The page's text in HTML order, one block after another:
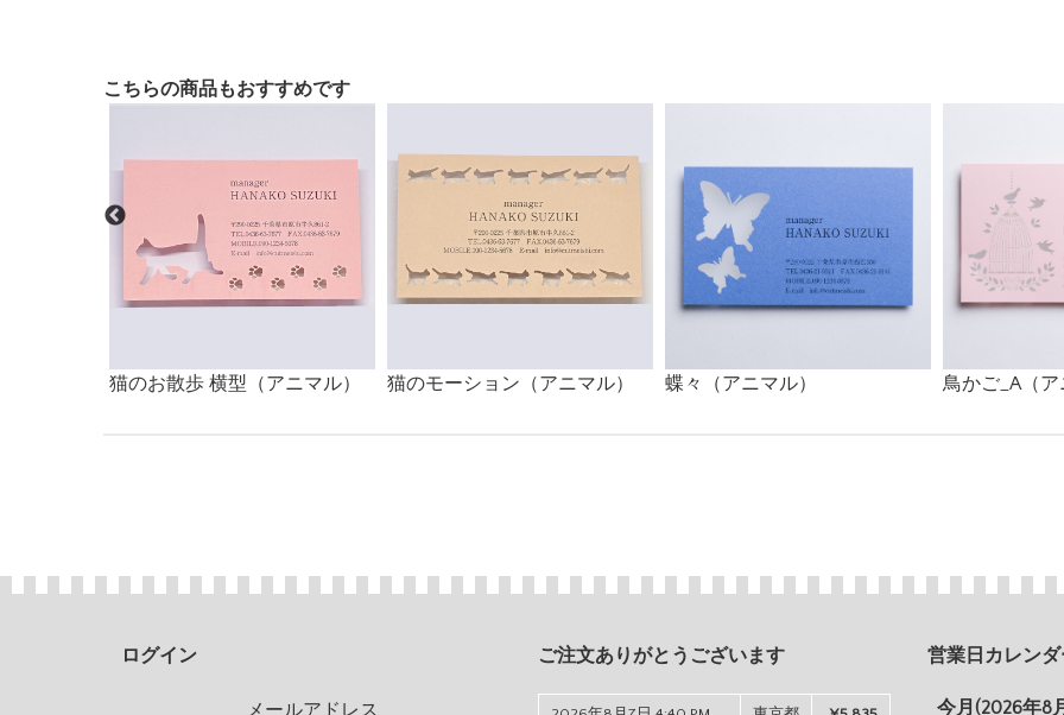
こちらの商品もおすすめです
猫のお散歩 横型（アニマル） 猫のモーション（アニマル） 蝶々（アニマル） 鳥かご_A（ア
ログイン
メールアドレス
ご注文ありがとうございます 営業日カレンダ
今月(2026年8